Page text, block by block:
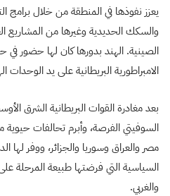
يعزز نفوذها في المنطقة من خلال برامج
والسكك الحديدية وغيرها من المشاريع
الصينية. الهند بدورها كان لها حضور
الامبراطورية البريطانية على يد الوحدات
بعد مغادرة القوات البريطانية الشرق
السوفيتي الفرصة، وأبرم تحالفات حيوية
مصر والعراق وسوريا والجزائر، ووفر لها
السياسية التي فرضتها طبيعة المرحلة
والغربي.